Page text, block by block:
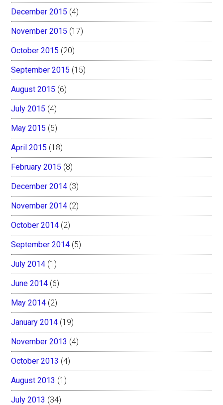
December 2015 (4)
November 2015 (17)
October 2015 (20)
September 2015 (15)
August 2015 (6)
July 2015 (4)
May 2015 (5)
April 2015 (18)
February 2015 (8)
December 2014 (3)
November 2014 (2)
October 2014 (2)
September 2014 (5)
July 2014 (1)
June 2014 (6)
May 2014 (2)
January 2014 (19)
November 2013 (4)
October 2013 (4)
August 2013 (1)
July 2013 (34)